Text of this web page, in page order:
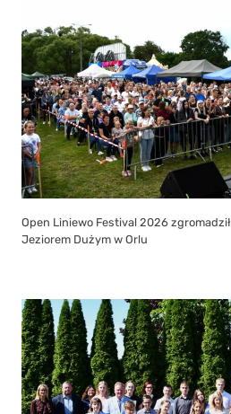
Open Liniewo Festival 2026
Jeziorem Dużym w Orlu